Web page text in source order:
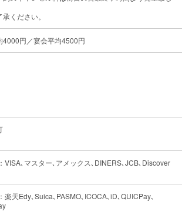
ください。
4000円／宴会平均4500円
VISA､マスター､アメックス､DINERS､JCB､Discover
楽天Edy､Suica､PASMO､ICOCA､iD､QUICPay､